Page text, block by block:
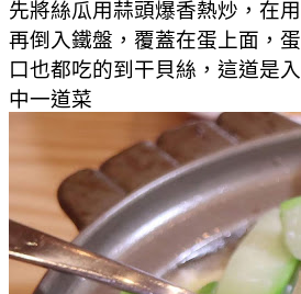
先將絲瓜用蒜頭爆香熱炒，在
再倒入鐵盤，覆蓋在蛋上面，
口也都吃的到干貝絲，這道是
中一道菜